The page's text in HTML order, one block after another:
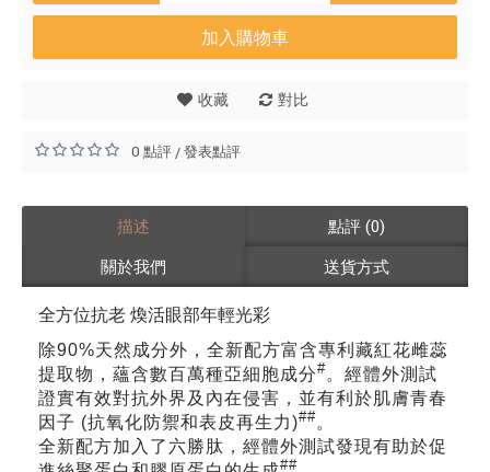
加入購物車
收藏 對比
0 點評/發表點評
描述
點評 (0)
關於我們
送貨方式
全方位抗老 煥活眼部年輕光彩
除90%天然成分外，全新配方富含專利藏紅花雌蕊
提取物，蘊含數百萬種亞細胞成分#。經體外測試
證實有效對抗外界及內在侵害，並有利於肌膚青春
因子 (抗氧化防禦和表皮再生力)##。
全新配方加入了六勝肽，經體外測試發現有助於促
##